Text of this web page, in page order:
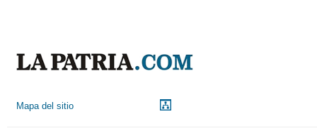
Mapa del sitio